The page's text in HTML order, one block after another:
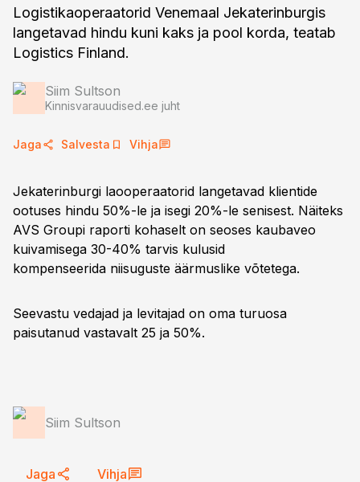
Logistikaoperaatorid Venemaal Jekaterinburgis
langetavad hindu kuni kaks ja pool korda, teatab
Logistics Finland.
Siim Sultson
Kinnisvarauudised.ee juht
Jaga Salvesta Vihja
Jekaterinburgi laooperaatorid langetavad klientide
ootuses hindu 50%-le ja isegi 20%-le senisest. Näiteks
AVS Groupi raporti kohaselt on seoses kaubaveo
kuivamisega 30-40% tarvis kulusid
kompenseerida niisuguste äärmuslike võtetega.
Seevastu vedajad ja levitajad on oma turuosa
paisutanud vastavalt 25 ja 50%.
Siim Sultson
Jaga Vihja